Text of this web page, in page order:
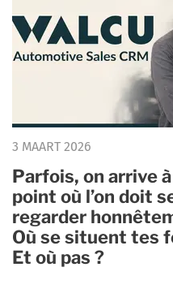
3 MAART 2026
Parfois, on arrive
point où l’on doit
regarder
Où se situent tes
Et où pas ?